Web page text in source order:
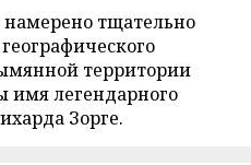
намерено тщательно
территории
имя легендарного
Зорге.